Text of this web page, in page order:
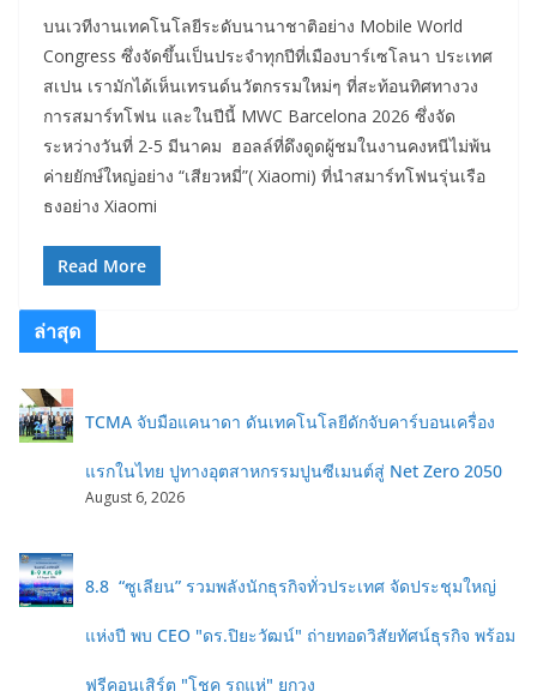
บนเวทีงานเทคโนโลยีระดับนานาชาติอย่าง Mobile World
Congress ซึ่งจัดขึ้นเป็นประจำทุกปีที่เมืองบาร์เซโลนา ประเทศ
สเปน เรามักได้เห็นเทรนด์นวัตกรรมใหม่ๆ ที่สะท้อนทิศทางวง
การสมาร์ทโฟน และในปีนี้ MWC Barcelona 2026 ซึ่งจัด
ระหว่างวันที่ 2-5 มีนาคม ฮอลล์ที่ดึงดูดผู้ชมในงานคงหนีไม่พ้น
ค่ายยักษ์ใหญ่อย่าง “เสียวหมี่”( Xiaomi) ที่นำสมาร์ทโฟนรุ่นเรือ
ธงอย่าง Xiaomi
Read More
ล่าสุด
TCMA จับมือแคนาดา ดันเทคโนโลยีดักจับคาร์บอนเครื่อง
แรกในไทย ปูทางอุตสาหกรรมปูนซีเมนต์สู่ Net Zero 2050
August 6, 2026
8.8 “ซูเลียน” รวมพลังนักธุรกิจทั่วประเทศ จัดประชุมใหญ่
แห่งปี พบ CEO "ดร.ปิยะวัฒน์" ถ่ายทอดวิสัยทัศน์ธุรกิจ พร้อม
ฟรีคอนเสิร์ต "โชค รถแห่" ยกวง